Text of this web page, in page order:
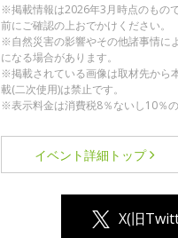
※掲載情報は2026年3月時点のもの
前にご確認の上おでかけください。
※自然災害の影響やその他諸事情に
になる場合があります。
※掲載されている画像は取材先から
載(二次使用)は禁止です。
※表示料金は消費税8％ないし10％の
イベント詳細 トップ
X(旧